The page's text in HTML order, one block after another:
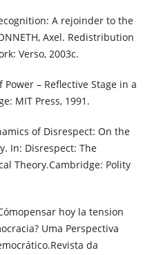
A rejoinder to the
Axel. Redistribution
Verso, 2003c.
– Reflective Stage in a
MIT Press, 1991.
of Disrespect: On the
In: Disrespect: The
Theory.Cambridge: Polity
hoy la tension
Uma Perspectiva
da